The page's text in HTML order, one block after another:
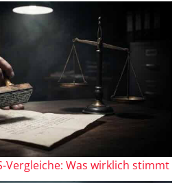
Vergleiche: Was wirklich stimmt